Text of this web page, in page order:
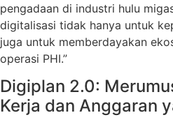
pengadaan di industri hulu
digitalisasi tidak hanya untuk
juga untuk memberdayakan
operasi PHI.”
Digiplan 2.0:
Kerja dan Anggaran